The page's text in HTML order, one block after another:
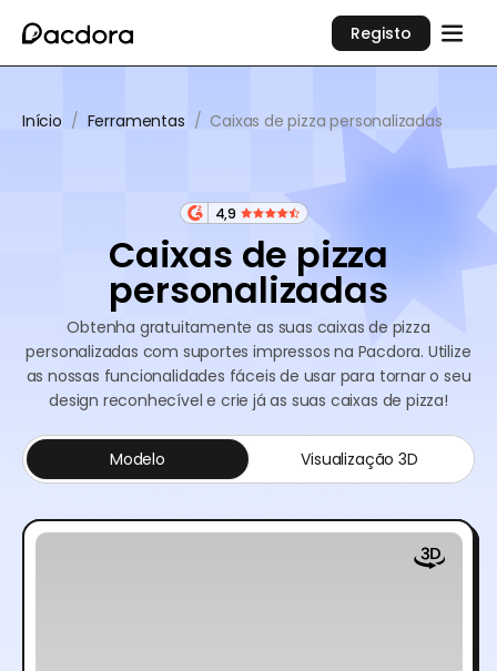
Registo
Início / Ferramentas / Caixas de pizza personalizadas
4,9
Caixas de pizza
personalizadas
Obtenha gratuitamente as suas caixas de pizza
personalizadas com suportes impressos na Pacdora. Utilize
as nossas funcionalidades fáceis de usar para tornar o seu
design reconhecível e crie já as suas caixas de pizza!
Modelo Visualização 3D